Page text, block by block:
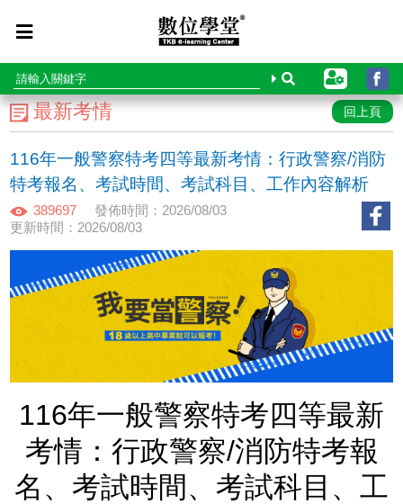
最新考情 回上頁
116年一般警察特考四等最新考情：行政警察/消防
特考報名、考試時間、考試科目、工作內容解析
389697
發佈時間：2026/08/03
更新時間：2026/08/03
116年一般警察特考四等最新
考情：行政警察/消防特考報
名、考試時間、考試科目、工